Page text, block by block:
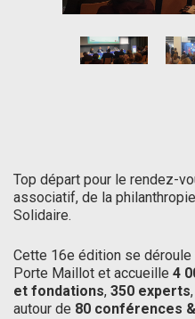
Top départ pour le rendez-
associatif, de la
Solidaire.
Cette 16e édition se
Porte Maillot et accueille 4
et fondations, 350 experts,
autour de 80 conférences